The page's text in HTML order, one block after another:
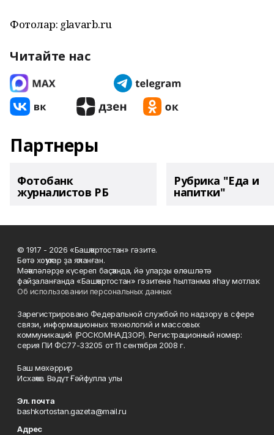
Фотолар: glavarb.ru
Читайте нас
Партнеры
Фотобанк
журналистов РБ
Рубрика "Еда и
напитки"
© 1917 - 2026 «Башҡортостан» гәзите.
Бөтә хоҡуҡтар ҙа яҡланған.
Мәҡәләләрҙе күсереп баҫҡанда, йә уларҙы өлөшләтә
файҙаланғанда «Башҡортостан» гәзитенә һылтанма яһау мотлаҡ.
Об использовании персональных данных
Зарегистрировано Федеральной службой по надзору в сфере
связи, информационных технологий и массовых
коммуникаций (РОСКОМНАДЗОР). Регистрационный номер:
серия ПИ ФС77-33205 от 11 сентября 2008 г.
Баш мөхәррир
Исхаҡов Вәдүт Ғәйфулла улы
Эл. почта
bashkortostan.gazeta@mail.ru
Адрес